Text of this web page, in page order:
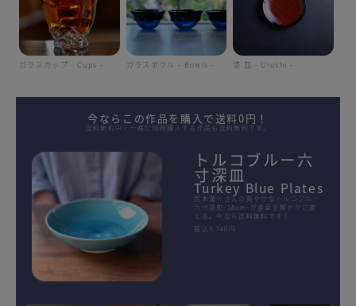
ガラスカップ - Cups - ガラスボウル - Bowls - 漆 皿 - Urushi -
今ならこの作品を購入で送料0円！
送料無料中！一緒に同時購入する作品も送料無料です。
トルコブルー六
寸深皿
Turkey Blue Plates
荒木漢一さんの爽やかなトルコブルー
六寸深皿-18cm-が食卓を鮮やかに変
える。今なら送料無料です！
税込3,740円